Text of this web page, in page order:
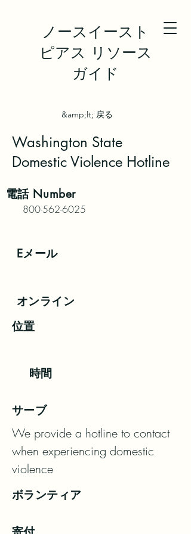
ノースイースト
ピアス リソース
ガイド
&amp;lt; 戻る
Washington State
Domestic Violence Hotline
電話Number
800-562-6025
Eメール
オンライン
位置
時間
サーブ
We provide a hotline to contact
when experiencing domestic
violence
ボランティア